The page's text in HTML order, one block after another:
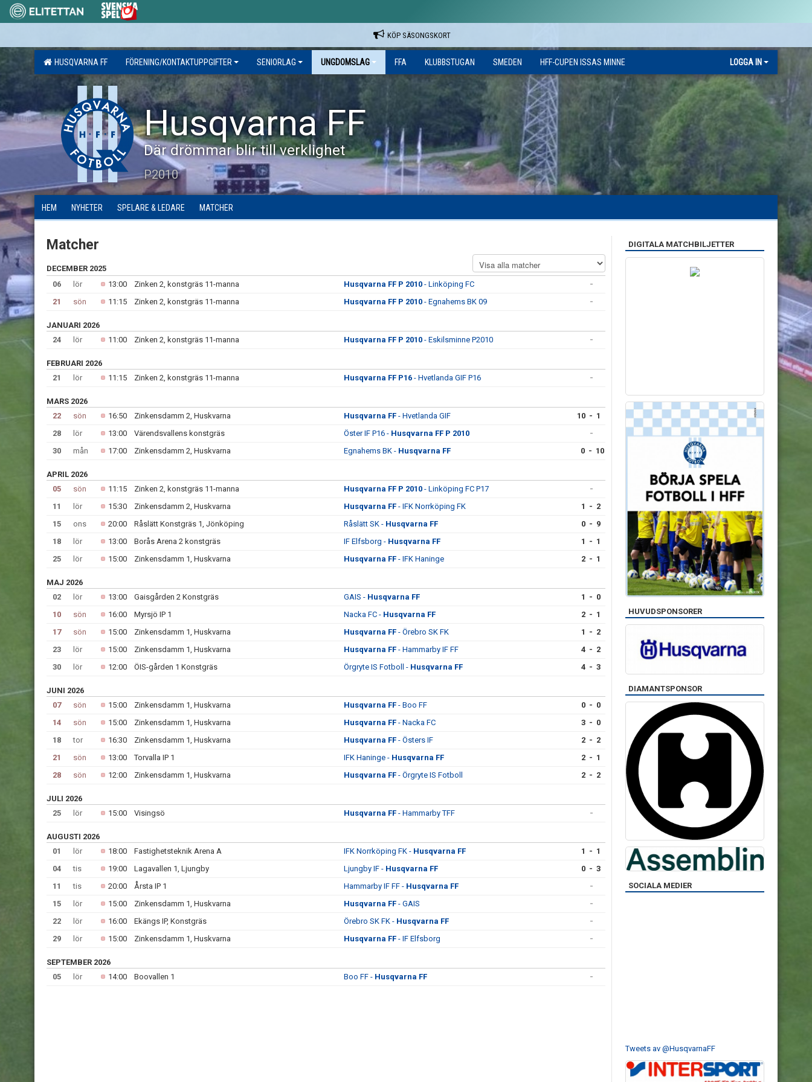
KÖP SÄSONGSKORT
HUSQVARNA FF FÖRENING/KONTAKTUPPGIFTER SENIORLAG UNGDOMSLAG FFA KLUBBSTUGAN SMEDEN HFF-CUPEN ISSAS MINNE LOGGA IN
Husqvarna FF
Där drömmar blir till verklighet
P2010
HEM NYHETER SPELARE & LEDARE MATCHER
Matcher
DECEMBER 2025
06
lör 13:00 Zinken 2, konstgräs 11-manna Husqvarna FF P 2010 - Linköping FC
-
21
sön 11:15 Zinken 2, konstgräs 11-manna Husqvarna FF P 2010 - Egnahems BK 09 -
JANUARI 2026
24
lör 11:00 Zinken 2, konstgräs 11-manna Husqvarna FF P 2010 - Eskilsminne P2010 -
FEBRUARI 2026
21
lör 11:15 Zinken 2, konstgräs 11-manna Husqvarna FF P16 - Hvetlanda GIF P16 -
MARS 2026
22
sön 16:50 Zinkensdamm 2, Huskvarna Husqvarna FF - Hvetlanda GIF
10 - 1
28
lör 13:00 Värendsvallens konstgräs Öster IF P16 - Husqvarna FF P 2010
-
30
mån 17:00 Zinkensdamm 2, Huskvarna Egnahems BK - Husqvarna FF 0 - 10
APRIL 2026
05
sön 11:15 Zinken 2, konstgräs 11-manna Husqvarna FF P 2010 - Linköping FC P17
-
11
lör 15:30 Zinkensdamm 2, Huskvarna Husqvarna FF - IFK Norrköping FK
1 - 2
15
ons 20:00 Råslätt Konstgräs 1, Jönköping Råslätt SK - Husqvarna FF
0 - 9
18
lör 13:00 Borås Arena 2 konstgräs IF Elfsborg - Husqvarna FF
1 - 1
25
lör 15:00 Zinkensdamm 1, Huskvarna Husqvarna FF - IFK Haninge 2 - 1
MAJ 2026
02
lör 13:00 Gaisgården 2 Konstgräs GAIS - Husqvarna FF
1 - 0
10
sön 16:00 Myrsjö IP 1 Nacka FC - Husqvarna FF
2 - 1
17
sön 15:00 Zinkensdamm 1, Huskvarna Husqvarna FF - Örebro SK FK
1 - 2
23
lör 15:00 Zinkensdamm 1, Huskvarna Husqvarna FF - Hammarby IF FF
4 - 2
30
lör 12:00 ÖIS-gården 1 Konstgräs Örgryte IS Fotboll - Husqvarna FF 4 - 3
JUNI 2026
07
sön 15:00 Zinkensdamm 1, Huskvarna Husqvarna FF - Boo FF
0 - 0
14
sön 15:00 Zinkensdamm 1, Huskvarna Husqvarna FF - Nacka FC
3 - 0
18
tor 16:30 Zinkensdamm 1, Huskvarna Husqvarna FF - Östers IF
2 - 2
21
sön 13:00Torvalla IP 1 IFK Haninge - Husqvarna FF
2 - 1
28
sön 12:00 Zinkensdamm 1, Huskvarna Husqvarna FF - Örgryte IS Fotboll 2 - 2
JULI 2026
25
lör 15:00 Visingsö Husqvarna FF - Hammarby TFF -
AUGUSTI 2026
01
lör 18:00 Fastighetsteknik Arena A IFK Norrköping FK - Husqvarna FF
1 - 1
04
tis 19:00 Lagavallen 1, Ljungby Ljungby IF - Husqvarna FF
0 - 3
11
tis 20:00 Årsta IP 1 Hammarby IF FF - Husqvarna FF
-
15
lör 15:00 Zinkensdamm 1, Huskvarna Husqvarna FF - GAIS
-
22
lör 16:00 Ekängs IP, Konstgräs Örebro SK FK - Husqvarna FF
-
29
lör 15:00 Zinkensdamm 1, Huskvarna Husqvarna FF - IF Elfsborg -
SEPTEMBER 2026
05
lör 14:00 Boovallen 1 Boo FF - Husqvarna FF -
DIGITALA MATCHBILJETTER
HUVUDSPONSORER
DIAMANTSPONSOR
SOCIALA MEDIER
Tweets av @HusqvarnaFF